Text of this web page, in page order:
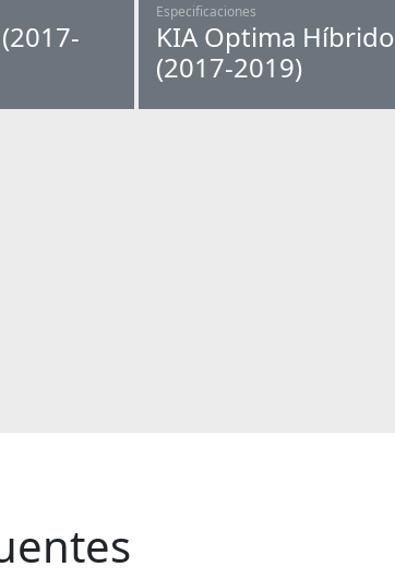
Especificaciones
KIA Optima Híbrido
(2017-2019)